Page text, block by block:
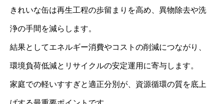
きれいな缶は再生工程の歩留まりを高め、異物除去や洗
浄の手間を減らします。
結果としてエネルギー消費やコストの削減につながり、
環境負荷低減とリサイクルの安定運用に寄与します。
家庭での軽いすすぎと適正分別が、資源循環の質を底上